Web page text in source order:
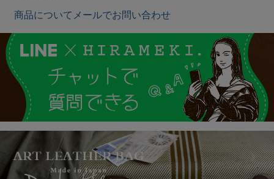
商品についてメールでお問い合わせ